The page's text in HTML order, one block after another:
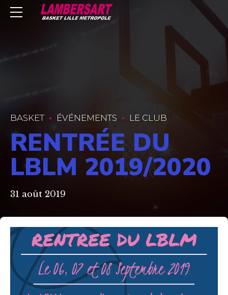
BASKET ÉVÉNEMENTS LE CLUB
RENTRÉE DU
LBLM 2019/2020
31 août 2019